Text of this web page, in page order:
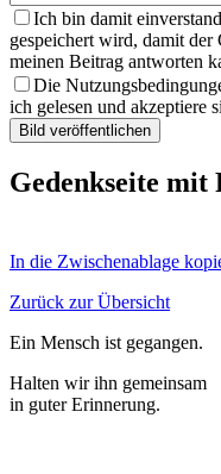
Ich bin damit
gespeichert wird, damit
meinen Beitrag antworten
Die
ich gelesen und akzeptiere
Gedenkseite mit
In die Zwischenablage
Zurück zur Übersicht
Ein Mensch ist gegangen.
Halten wir ihn gemeinsam
in guter Erinnerung.